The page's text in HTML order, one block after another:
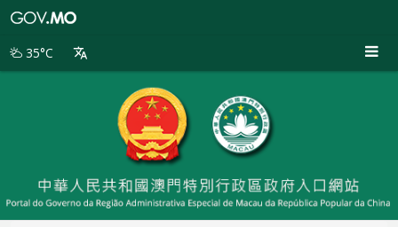
別
35°C